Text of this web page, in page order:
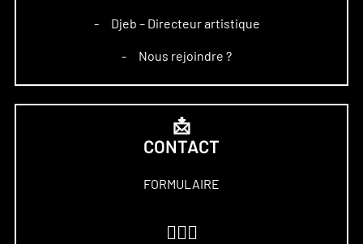
– Djeb – Directeur artistique
– Nous rejoindre ?
📩
CONTACT
FORMULAIRE